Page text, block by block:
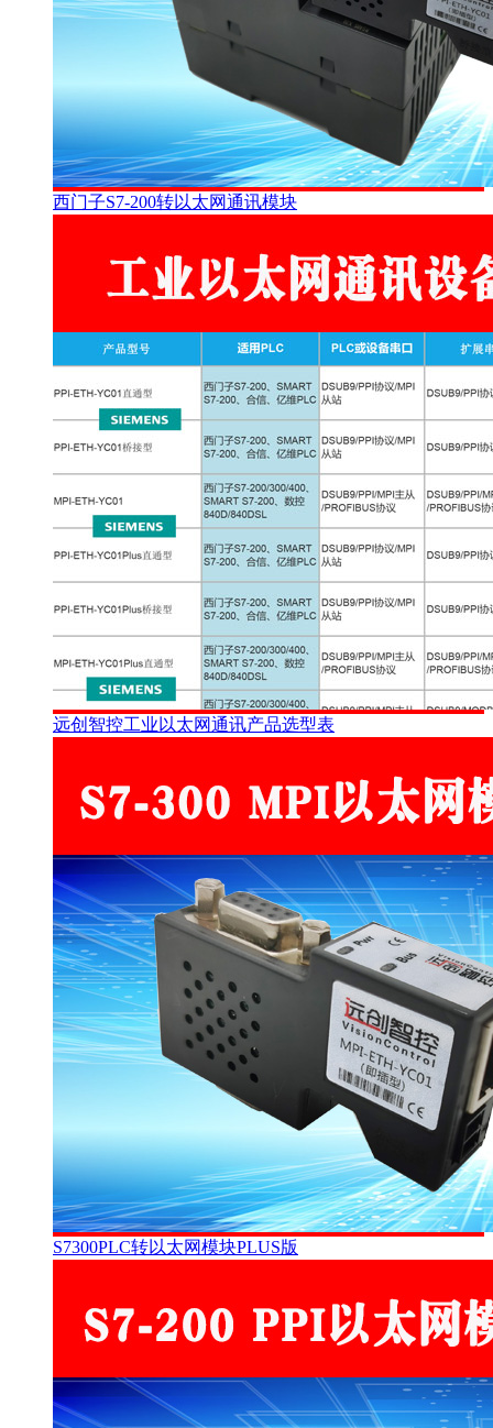
西门子S7-200转以太网通讯模块
远创智控工业以太网通讯产品选型表
S7300PLC转以太网模块PLUS版